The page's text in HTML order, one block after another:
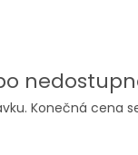
Konečná cena